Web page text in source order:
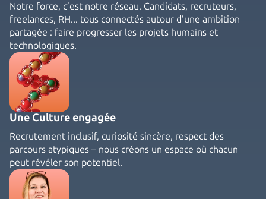
Notre force, c’est notre réseau. Candidats, recruteurs,
freelances, RH... tous connectés autour d’une ambition
partagée : faire progresser les projets humains et
technologiques.
Une Culture engagée
Recrutement inclusif, curiosité sincère, respect des
parcours atypiques – nous créons un espace où chacun
peut révéler son potentiel.